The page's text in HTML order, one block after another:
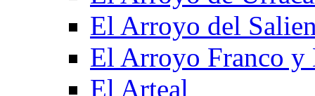
El Arroyo del
El Arroyo Franco y
El Arteal